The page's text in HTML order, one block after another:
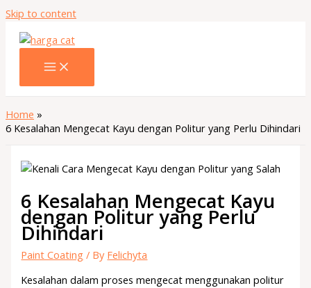
Skip to content
Home
6 Kesalahan Mengecat Kayu dengan Politur yang Perlu Dihindari
6 Kesalahan Mengecat Kayu
dengan Politur yang Perlu
Dihindari
Paint Coating / By Felichyta
Kesalahan dalam proses mengecat menggunakan politur